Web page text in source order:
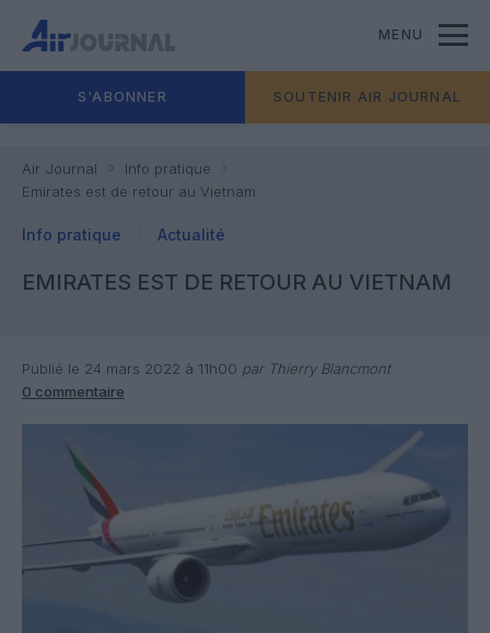
MENU
S'ABONNER SOUTENIR AIR JOURNAL
Air Journal
Info pratique
Emirates est de retour au Vietnam
Info pratique Actualité
EMIRATES EST DE RETOUR AU VIETNAM
Publié le 24 mars 2022 à 11h00 par Thierry Blancmont
0 commentaire